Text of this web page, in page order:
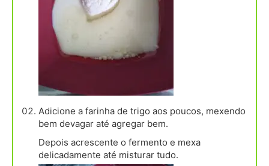
Adicione a farinha de trigo aos poucos, mexendo
bem devagar até agregar bem.
Depois acrescente o fermento e mexa
delicadamente até misturar tudo.